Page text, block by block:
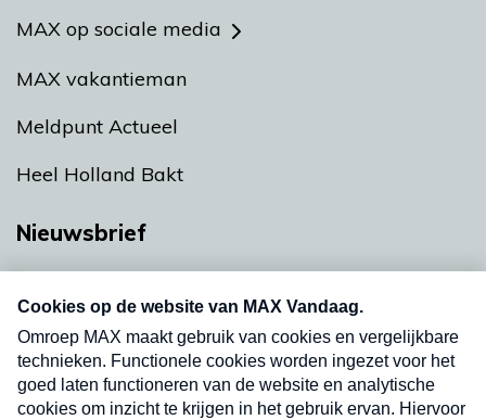
MAX op sociale media
MAX vakantieman
Meldpunt Actueel
Heel Holland Bakt
Nieuwsbrief
Neem hier een gratis abonnement op onze
nieuwsbrief. Elke vrijdag- en dinsdagochtend in
uw mailbox.
Verzend